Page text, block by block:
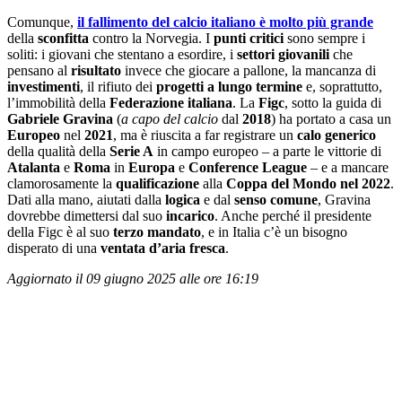
Comunque, il fallimento del calcio italiano è molto più grande
della sconfitta contro la Norvegia. I punti critici sono sempre i
soliti: i giovani che stentano a esordire, i settori giovanili che
pensano al risultato invece che giocare a pallone, la mancanza di
investimenti, il rifiuto dei progetti a lungo termine e, soprattutto,
l’immobilità della Federazione italiana. La Figc, sotto la guida di
Gabriele Gravina (a capo del calcio dal 2018) ha portato a casa un
Europeo nel 2021, ma è riuscita a far registrare un calo generico
della qualità della Serie A in campo europeo – a parte le vittorie di
Atalanta e Roma in Europa e Conference League – e a mancare
clamorosamente la qualificazione alla Coppa del Mondo nel 2022.
Dati alla mano, aiutati dalla logica e dal senso comune, Gravina
dovrebbe dimettersi dal suo incarico. Anche perché il presidente
della Figc è al suo terzo mandato, e in Italia c’è un bisogno
disperato di una ventata d’aria fresca.
Aggiornato il 09 giugno 2025 alle ore 16:19